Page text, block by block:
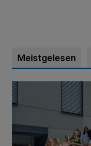
Meistgelesen
Junge Leute starten